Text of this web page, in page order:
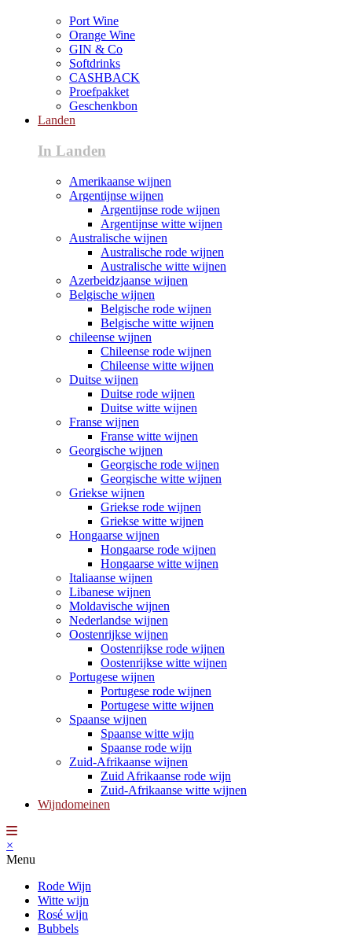
Port Wine
Orange Wine
GIN & Co
Softdrinks
CASHBACK
Proefpakket
Geschenkbon
Landen
In Landen
Amerikaanse wijnen
Argentijnse wijnen
Argentijnse rode wijnen
Argentijnse witte wijnen
Australische wijnen
Australische rode wijnen
Australische witte wijnen
Azerbeidzjaanse wijnen
Belgische wijnen
Belgische rode wijnen
Belgische witte wijnen
chileense wijnen
Chileense rode wijnen
Chileense witte wijnen
Duitse wijnen
Duitse rode wijnen
Duitse witte wijnen
Franse wijnen
Franse witte wijnen
Georgische wijnen
Georgische rode wijnen
Georgische witte wijnen
Griekse wijnen
Griekse rode wijnen
Griekse witte wijnen
Hongaarse wijnen
Hongaarse rode wijnen
Hongaarse witte wijnen
Italiaanse wijnen
Libanese wijnen
Moldavische wijnen
Nederlandse wijnen
Oostenrijkse wijnen
Oostenrijkse rode wijnen
Oostenrijkse witte wijnen
Portugese wijnen
Portugese rode wijnen
Portugese witte wijnen
Spaanse wijnen
Spaanse witte wijn
Spaanse rode wijn
Zuid-Afrikaanse wijnen
Zuid Afrikaanse rode wijn
Zuid-Afrikaanse witte wijnen
Wijndomeinen
×
Menu
Rode Wijn
Witte wijn
Rosé wijn
Bubbels